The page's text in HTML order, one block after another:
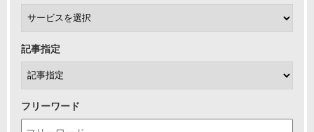
記事指定
フリーワード